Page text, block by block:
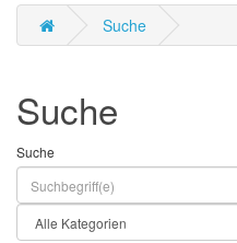
Suche
Suche
Suche